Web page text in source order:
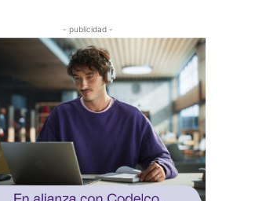
- publicidad -